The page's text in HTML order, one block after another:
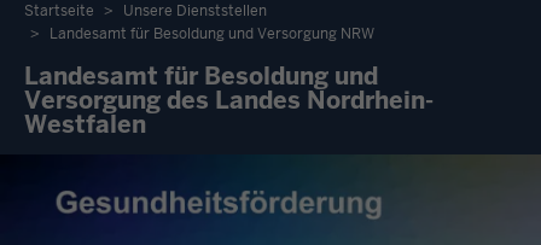
Sie
befinden
sich
Startseite
Unsere Dienststellen
Landesamt für Besoldung und Versorgung NRW
Landesamt für Besoldung und
Versorgung des Landes Nordrhein-
Westfalen